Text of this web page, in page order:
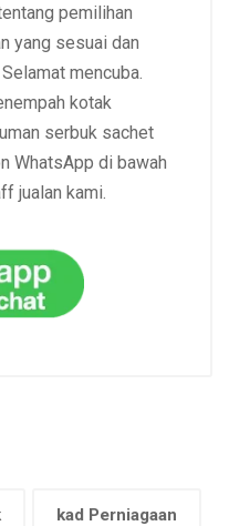
pemilihan
yang sesuai dan
mencuba.
kotak
serbuk sachet
WhatsApp di bawah
jualan kami.
kad Perniagaan